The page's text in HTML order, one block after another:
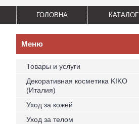
ГОЛОВНА КАТАЛОГ
Товары и услуги
Декоративная косметика KIKO
(Италия)
Уход за кожей
Уход за телом